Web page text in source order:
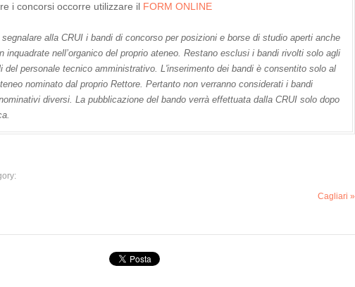
i concorsi occorre utilizzare il FORM ONLINE
alla CRUI i bandi di concorso per posizioni e borse di studio aperti anche
inquadrate nell’organico del proprio ateneo. Restano esclusi i bandi rivolti solo agli
del personale tecnico amministrativo. L'inserimento dei bandi è consentito solo al
nominato dal proprio Rettore. Pertanto non verranno considerati i bandi
diversi. La pubblicazione del bando verrà effettuata dalla CRUI solo dopo
Cagliari »